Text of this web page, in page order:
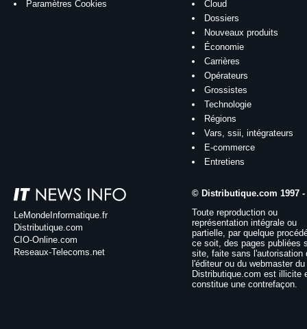
Paramètres Cookies
Cloud
Dossiers
Nouveaux produits
Économie
Carrières
Opérateurs
Grossistes
Technologie
Régions
Vars, ssii, intégrateurs
E-commerce
Entretiens
LeMondeInformatique.fr
Distributique.com
CIO-Online.com
Reseaux-Telecoms.net
© Distributique.com 1997 -
Toute reproduction ou
représentation intégrale ou
partielle, par quelque
ce soit, des pages publiées
site, faite sans l'autorisation
l'éditeur ou du webmaster
Distributique.com est illicite
constitue une contrefaçon.